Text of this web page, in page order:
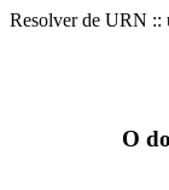
Resolver de URN ::
O